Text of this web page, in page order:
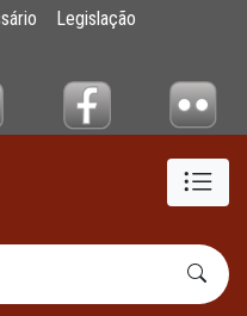
e entidades
Legislação